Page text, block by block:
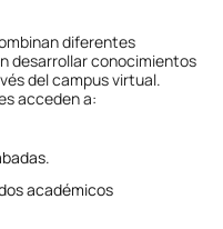
diferentes
desarrollar conocimientos
del campus virtual.
acceden a:
académicos